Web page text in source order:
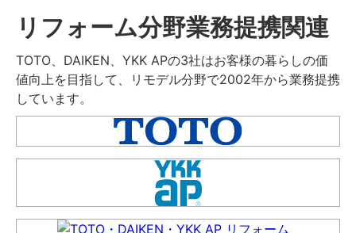
リフォーム分野業務提携関連
TOTO、DAIKEN、YKK APの3社はお客様の暮らしの価
値向上を目指して、リモデル分野で2002年から業務提携
しています。